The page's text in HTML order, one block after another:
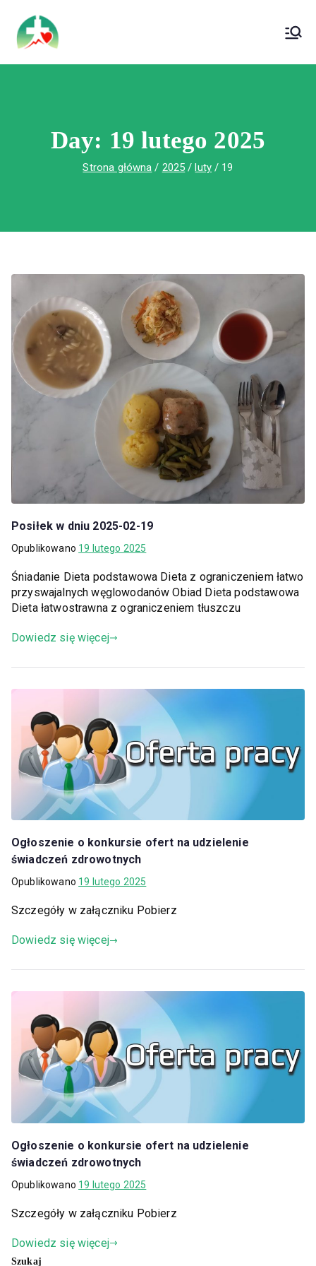
treści
Wojewódzki Szpital Specjalistyczny im.
Św. Rafała w Czerwonej Górze
Day: 19 lutego 2025
Strona główna 2025 luty 19
Posiłek w dniu 2025-02-19
Opublikowano 19 lutego 2025
Śniadanie Dieta podstawowa Dieta z ograniczeniem łatwo
przyswajalnych węglowodanów Obiad Dieta podstawowa
Dieta łatwostrawna z ograniczeniem tłuszczu
Dowiedz się więcej
Ogłoszenie o konkursie ofert na udzielenie
świadczeń zdrowotnych
Opublikowano 19 lutego 2025
Szczegóły w załączniku Pobierz
Dowiedz się więcej
Ogłoszenie o konkursie ofert na udzielenie
świadczeń zdrowotnych
Opublikowano 19 lutego 2025
Szczegóły w załączniku Pobierz
Dowiedz się więcej
Szukaj